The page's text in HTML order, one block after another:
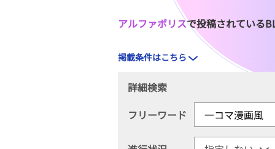
アルファポリスで投稿されている
掲載条件はこちら
詳細検索
フリーワード